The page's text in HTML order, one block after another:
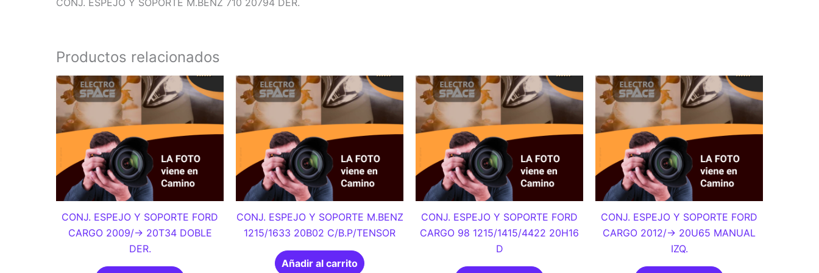
CONJ. ESPEJO Y SOPORTE M.BENZ 710 20794 DER.
Productos relacionados
CONJ. ESPEJO Y SOPORTE FORD
CARGO 2009/-> 20T34 DOBLE
DER.
CONJ. ESPEJO Y SOPORTE M.BENZ
1215/1633 20B02 C/B.P/TENSOR
Añadir al carrito
CONJ. ESPEJO Y SOPORTE FORD
CARGO 98 1215/1415/4422 20H16
D
CONJ. ESPEJO Y SOPORTE FORD
CARGO 2012/-> 20U65 MANUAL
IZQ.